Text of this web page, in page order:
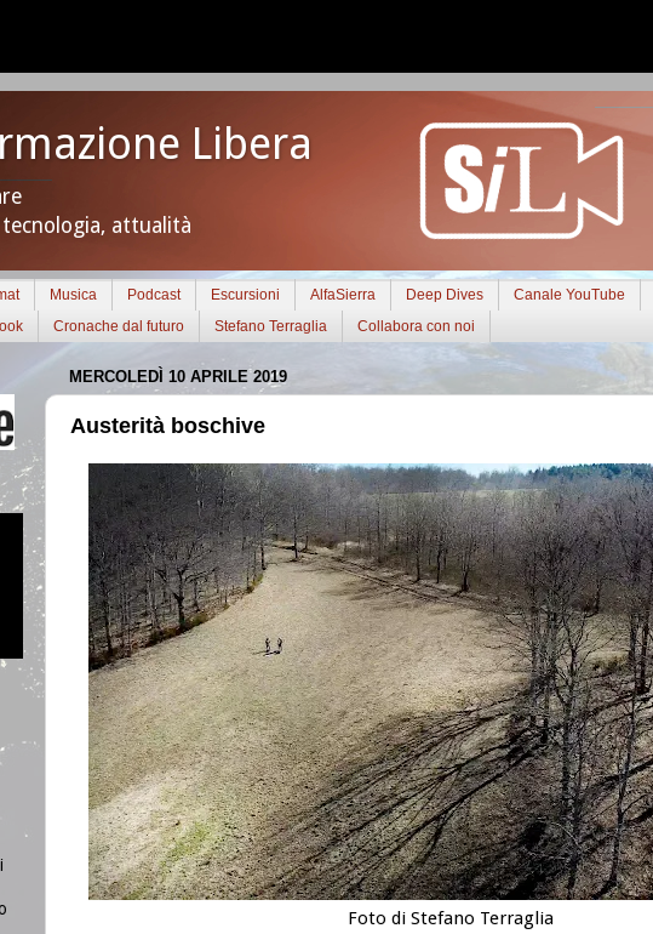
Libera
tecnologia, attualità
Musica Podcast Escursioni AlfaSierra Deep Dives Canale YouTube
Cronache dal futuro Stefano Terraglia Collabora con noi
MERCOLEDÌ 10 APRILE 2019
Austerità boschive
Foto di Stefano Terraglia